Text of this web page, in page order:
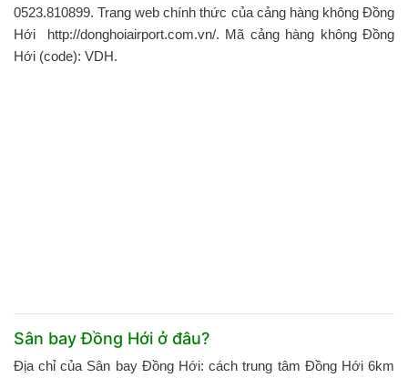
0523.810899. Trang web chính thức của cảng hàng không Đồng
Hới http://donghoiairport.com.vn/. Mã cảng hàng không Đồng
Hới (code): VDH.
Sân bay Đồng Hới ở đâu?
Địa chỉ của Sân bay Đồng Hới: cách trung tâm Đồng Hới 6km